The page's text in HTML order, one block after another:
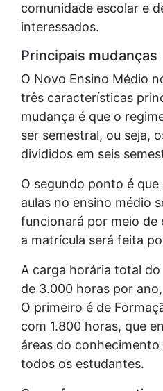
comunidade escolar e
interessados.
Principais mudanças
O Novo Ensino Médio
três características
mudança é que o
ser semestral, ou seja,
divididos em seis
O segundo ponto é
aulas no ensino médio
funcionará por meio de
a matrícula será feita
A carga horária total
de 3.000 horas por
O primeiro é de
com 1.800 horas, que
áreas do
todos os estudantes.